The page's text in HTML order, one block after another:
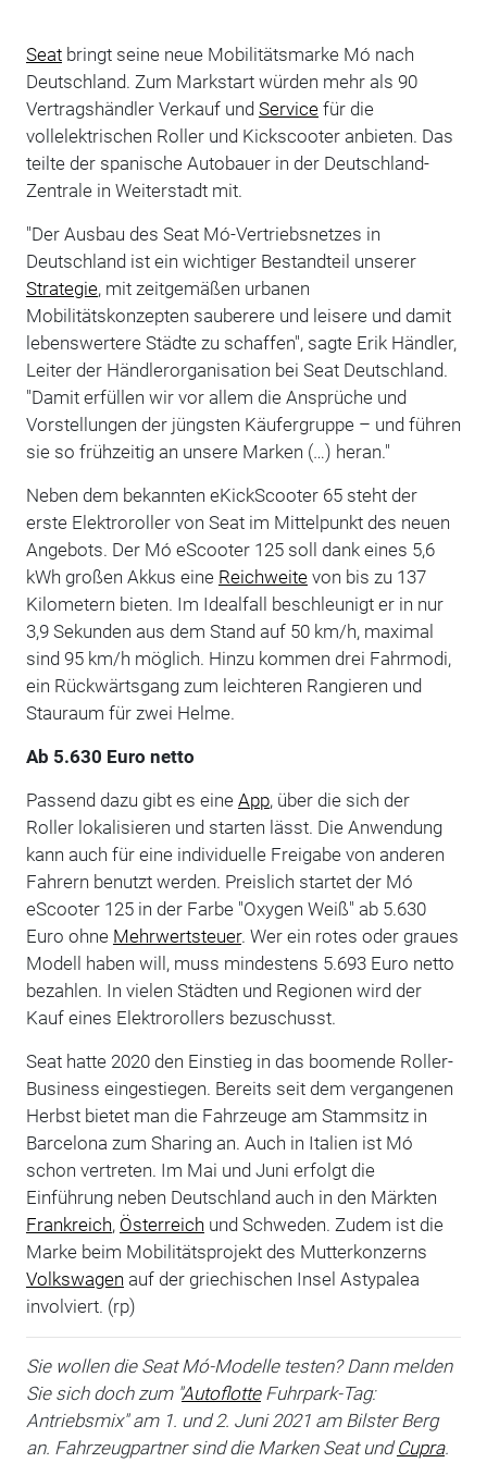
Seatbringt seine neue Mobilitätsmarke Mó nach
Deutschland. Zum Markstart würden mehr als 90
Vertragshändler Verkauf und Servicefür die
vollelektrischen Roller und Kickscooter anbieten. Das
teilte der spanische Autobauer in der Deutschland-
Zentrale in Weiterstadt mit.
"Der Ausbau des Seat Mó-Vertriebsnetzes in
Deutschland ist ein wichtiger Bestandteil unserer
Strategie, mit zeitgemäßen urbanen
Mobilitätskonzepten sauberere und leisere und damit
lebenswertere Städte zu schaffen", sagte Erik Händler,
Leiter der Händlerorganisation bei Seat Deutschland.
"Damit erfüllen wir vor allem die Ansprüche und
Vorstellungen der jüngsten Käufergruppe – und führen
sie so frühzeitig an unsere Marken (…) heran."
Neben dem bekannten eKickScooter 65 steht der
erste Elektroroller von Seat im Mittelpunkt des neuen
Angebots. Der Mó eScooter 125 soll dank eines 5,6
kWh großen Akkus eine Reichweitevon bis zu 137
Kilometern bieten. Im Idealfall beschleunigt er in nur
3,9 Sekunden aus dem Stand auf 50 km/h, maximal
sind 95 km/h möglich. Hinzu kommen drei Fahrmodi,
ein Rückwärtsgang zum leichteren Rangieren und
Stauraum für zwei Helme.
Ab 5.630 Euro netto
Passend dazu gibt es eine App, über die sich der
Roller lokalisieren und starten lässt. Die Anwendung
kann auch für eine individuelle Freigabe von anderen
Fahrern benutzt werden. Preislich startet der Mó
eScooter 125 in der Farbe "Oxygen Weiß" ab 5.630
Euro ohne Mehrwertsteuer. Wer ein rotes oder graues
Modell haben will, muss mindestens 5.693 Euro netto
bezahlen. In vielen Städten und Regionen wird der
Kauf eines Elektrorollers bezuschusst.
Seat hatte 2020 den Einstieg in das boomende Roller-
Business eingestiegen. Bereits seit dem vergangenen
Herbst bietet man die Fahrzeuge am Stammsitz in
Barcelona zum Sharing an. Auch in Italien ist Mó
schon vertreten. Im Mai und Juni erfolgt die
Einführung neben Deutschland auch in den Märkten
Frankreich, Österreich und Schweden. Zudem ist die
Marke beim Mobilitätsprojekt des Mutterkonzerns
Volkswagen auf der griechischen Insel Astypalea
involviert. (rp)
Sie wollen die Seat Mó-Modelle testen? Dann melden
Sie sich doch zum "AutoflotteFuhrpark-Tag:
Antriebsmix" am 1. und 2. Juni 2021 am Bilster Berg
an. Fahrzeugpartner sind die Marken Seat undCupra.